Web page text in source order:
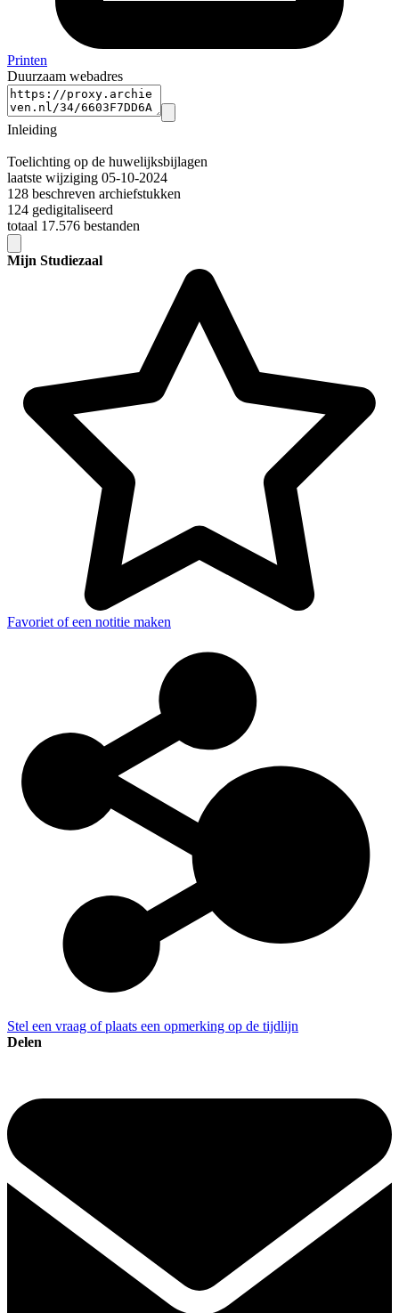
Printen
Duurzaam webadres
Inleiding
Toelichting op de huwelijksbijlagen
laatste wijziging 05-10-2024
128 beschreven archiefstukken
124 gedigitaliseerd
totaal 17.576 bestanden
Mijn Studiezaal
Favoriet of een notitie maken
Stel een vraag of plaats een opmerking op de tijdlijn
Delen